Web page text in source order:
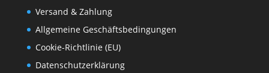
Versand & Zahlung
Allgemeine Geschäftsbedingungen
Cookie-Richtlinie (EU)
Datenschutzerklärung